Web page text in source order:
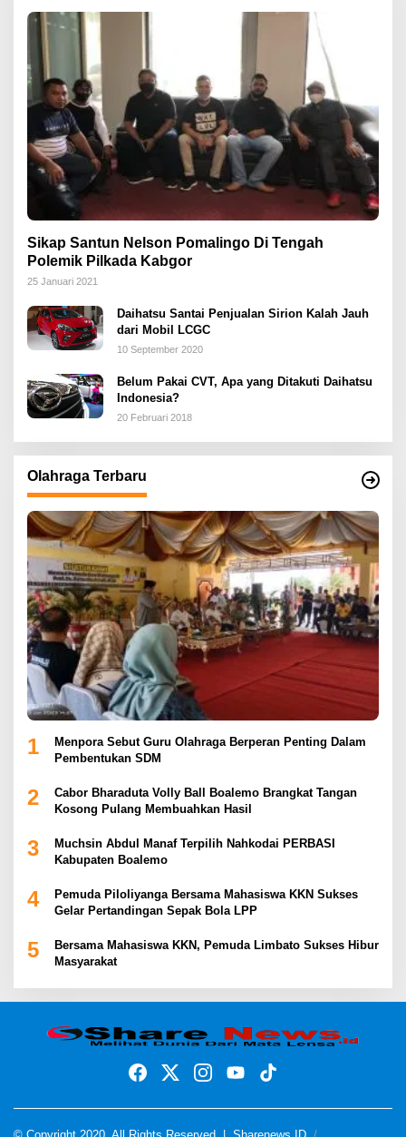
Sikap Santun Nelson Pomalingo Di Tengah
Polemik Pilkada Kabgor
25 Januari 2021
Daihatsu Santai Penjualan Sirion Kalah Jauh
dari Mobil LCGC
10 September 2020
Belum Pakai CVT, Apa yang Ditakuti Daihatsu
Indonesia?
20 Februari 2018
Olahraga Terbaru
1
Menpora Sebut Guru Olahraga Berperan Penting Dalam
Pembentukan SDM
2
Cabor Bharaduta Volly Ball Boalemo Brangkat Tangan
Kosong Pulang Membuahkan Hasil
3
Muchsin Abdul Manaf Terpilih Nahkodai PERBASI
Kabupaten Boalemo
4
Pemuda Piloliyanga Bersama Mahasiswa KKN Sukses
Gelar Pertandingan Sepak Bola LPP
5
Bersama Mahasiswa KKN, Pemuda Limbato Sukses Hibur
Masyarakat